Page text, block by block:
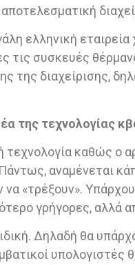
ελληνική
συσκευές
της διαχείρισης,
της τεχνολογίας
τεχνολογία καθώς
αναμένεται
να «τρέξουν».
γρήγορες, αλλά
Δηλαδή θα